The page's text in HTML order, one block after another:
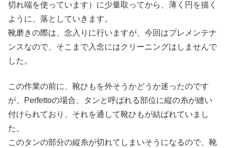
切れ端を使っています）に少量取ってから、薄く円を描く
ように、落としていきます。
靴磨きの際は、念入りに行いますが、今回はプレメンテナ
ンスなので、そこまで入念にはクリーニングはしませんで
した。
この作業の前に、靴ひもを外そうかどうか迷ったのです
が、Perfettoの場合、タンと呼ばれる部位に縦の糸が縫い
付けられており、それを通して靴ひもが結ばれていまし
た。
このタンの部分の縦糸が切れてしまいそうになるので、靴